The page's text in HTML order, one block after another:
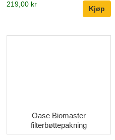
219,00 kr
Oase Biomaster
filterbøttepakning